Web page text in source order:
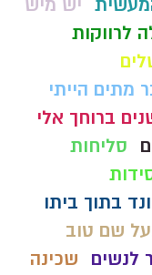
יש מיש
לרווקות
מתים הייתי
ברוחך אלי
סליחות
בתוך ביתו
שם טוב
לנשים
שכינה